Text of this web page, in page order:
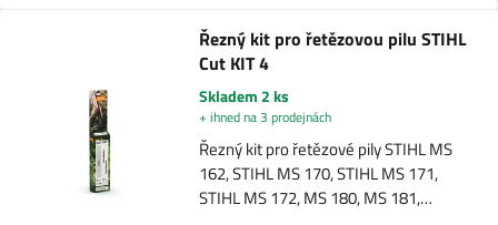
Řezný kit pro řetězovou pilu STIHL
Cut KIT 4
Skladem 2 ks
+ ihned na 3 prodejnách
Řezný kit pro řetězové pily STIHL MS
162, STIHL MS 170, STIHL MS 171,
STIHL MS 172, MS 180, MS 181,…